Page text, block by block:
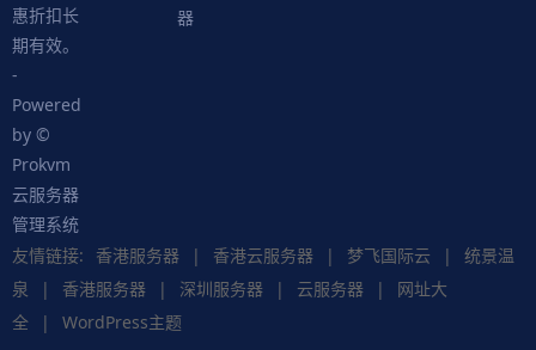
惠折扣长
期有效。
-
Powered
by ©
Prokvm
云服务器
管理系统
器
友情链接: 香港服务器 | 香港云服务器 | 梦飞国际云 |
统景温
泉
| 香港服务器 | 深圳服务器 | 云服务器 |
网址大
全
| WordPress主题